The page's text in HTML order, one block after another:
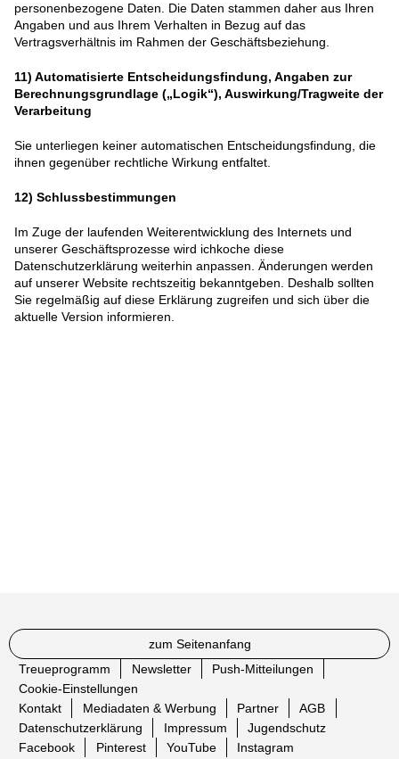
personenbezogene Daten. Die Daten stammen daher aus Ihren
Angaben und aus Ihrem Verhalten in Bezug auf das
Vertragsverhältnis im Rahmen der Geschäftsbeziehung.
11) Automatisierte Entscheidungsfindung, Angaben zur
Berechnungsgrundlage („Logik“), Auswirkung/Tragweite der
Verarbeitung
Sie unterliegen keiner automatischen Entscheidungsfindung, die
ihnen gegenüber rechtliche Wirkung entfaltet.
12) Schlussbestimmungen
Im Zuge der laufenden Weiterentwicklung des Internets und
unserer Geschäftsprozesse wird ichkoche diese
Datenschutzerklärung weiterhin anpassen. Änderungen werden
auf unserer Website rechtszeitig bekanntgeben. Deshalb sollten
Sie regelmäßig auf diese Erklärung zugreifen und sich über die
aktuelle Version informieren.
zum Seitenanfang
Treueprogramm
Newsletter
Push-Mitteilungen
Cookie-Einstellungen
Kontakt
Mediadaten & Werbung Partner
AGB
Datenschutzerklärung
Impressum
Jugendschutz
Facebook
Pinterest YouTube Instagram